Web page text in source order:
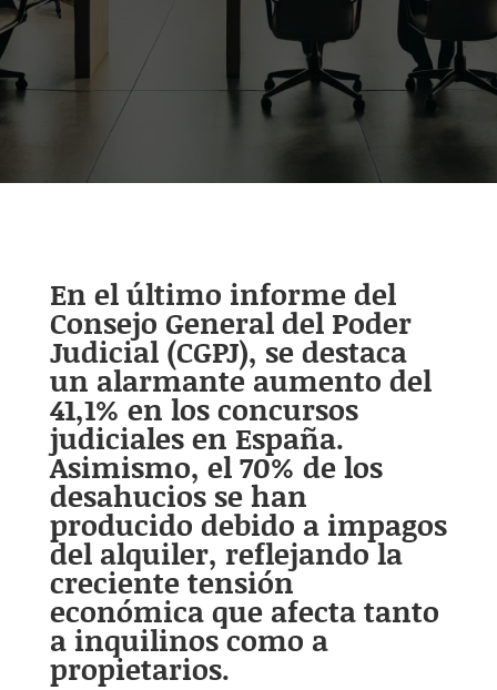
En el último informe del
Consejo General del Poder
Judicial (CGPJ), se destaca
un alarmante aumento del
41,1% en los concursos
judiciales en España.
Asimismo, el 70% de los
desahucios se han
producido debido a impagos
del alquiler, reflejando la
creciente tensión
económica que afecta tanto
a inquilinos como a
propietarios.